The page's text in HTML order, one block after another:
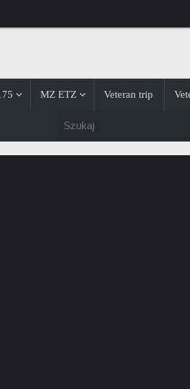
MZ ETZ Veteran trip